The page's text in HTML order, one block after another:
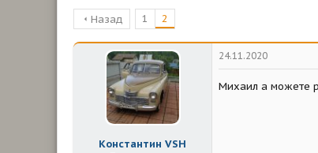
т
о
р
т
т
н
а
ч
а
л
а
Назад 1 2
Константин VSH
24.11.2020
Михаил а можете